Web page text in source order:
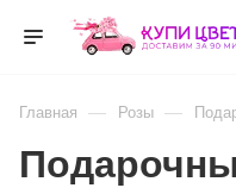
Главная — Розы —